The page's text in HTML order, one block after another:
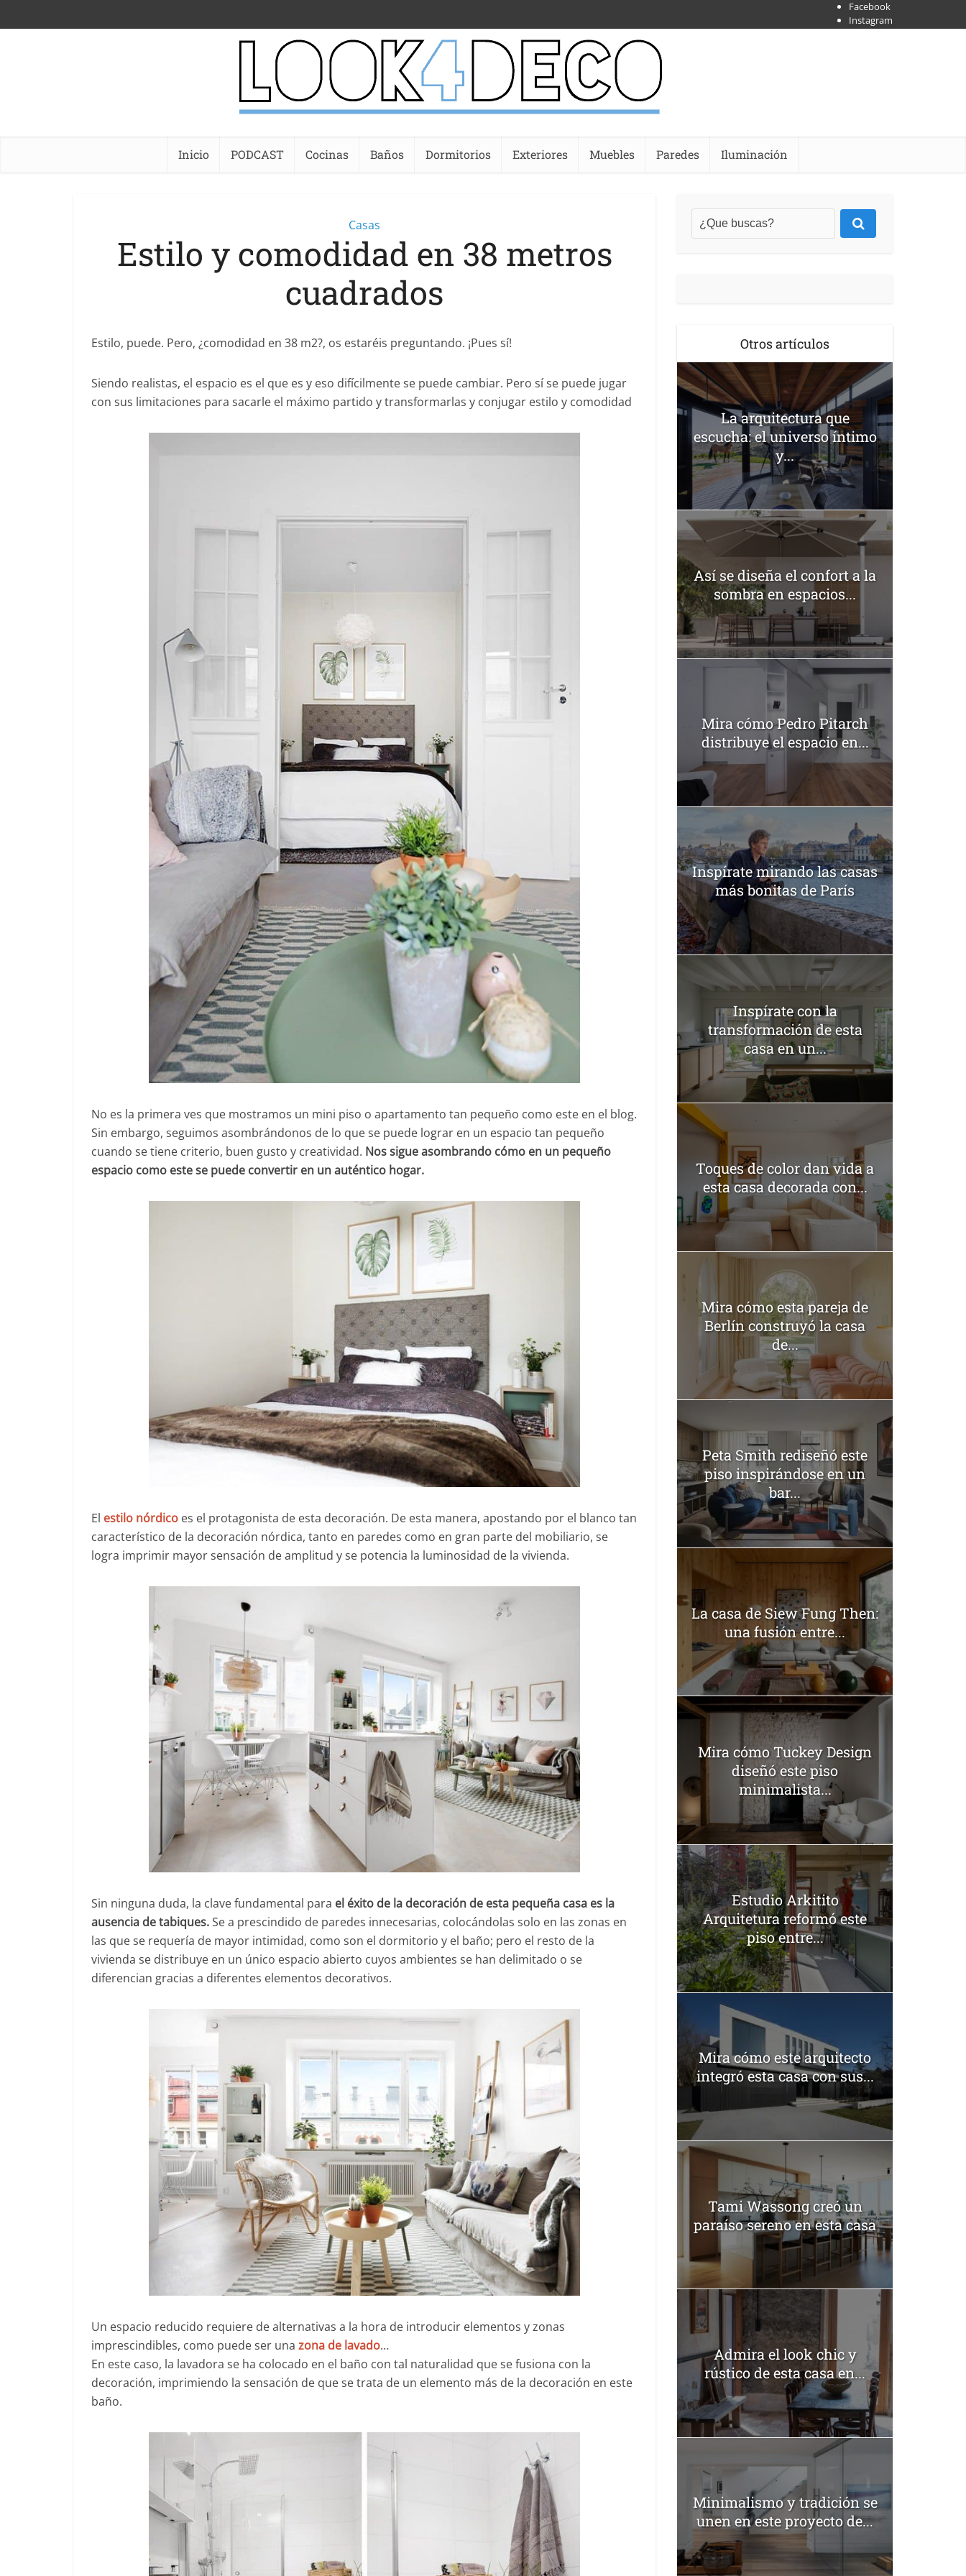
Facebook
Instagram
Inicio PODCAST Cocinas Baños Dormitorios Exteriores Muebles Paredes Iluminación
Casas
Estilo y comodidad en 38 metros
cuadrados
Estilo, puede. Pero, ¿comodidad en 38 m2?, os estaréis preguntando. ¡Pues sí!
Siendo realistas, el espacio es el que es y eso difícilmente se puede cambiar. Pero sí se puede jugar
con sus limitaciones para sacarle el máximo partido y transformarlas y conjugar estilo y comodidad
No es la primera ves que mostramos un mini piso o apartamento tan pequeño como este en el blog.
Sin embargo, seguimos asombrándonos de lo que se puede lograr en un espacio tan pequeño
cuando se tiene criterio, buen gusto y creatividad. Nos sigue asombrando cómo en un pequeño
espacio como este se puede convertir en un auténtico hogar.
El estilo nórdico es el protagonista de esta decoración. De esta manera, apostando por el blanco tan
característico de la decoración nórdica, tanto en paredes como en gran parte del mobiliario, se
logra imprimir mayor sensación de amplitud y se potencia la luminosidad de la vivienda.
Sin ninguna duda, la clave fundamental para el éxito de la decoración de esta pequeña casa es la
ausencia de tabiques.Se a prescindido de paredes innecesarias, colocándolas solo en las zonas en
las que se requería de mayor intimidad, como son el dormitorio y el baño; pero el resto de la
vivienda se distribuye en un único espacio abierto cuyos ambientes se han delimitado o se
diferencian gracias a diferentes elementos decorativos.
Un espacio reducido requiere de alternativas a la hora de introducir elementos y zonas
imprescindibles, como puede ser una zona de lavado…
En este caso, la lavadora se ha colocado en el baño con tal naturalidad que se fusiona con la
decoración, imprimiendo la sensación de que se trata de un elemento más de la decoración en este
baño.
Otros artículos
La arquitectura que
escucha: el universo íntimo
y...
Así se diseña el confort a la
sombra en espacios...
Mira cómo Pedro Pitarch
distribuye el espacio en...
Inspírate mirando las casas
más bonitas de París
Inspírate con la
transformación de esta
casa en un...
Toques de color dan vida a
esta casa decorada con...
Mira cómo esta pareja de
Berlín construyó la casa
de...
Peta Smith rediseñó este
piso inspirándose en un
bar...
La casa de Siew Fung Then:
una fusión entre...
Mira cómo Tuckey Design
diseñó este piso
minimalista...
Estudio Arkitito
Arquitetura reformó este
piso entre...
Mira cómo este arquitecto
integró esta casa con sus...
Tami Wassong creó un
paraíso sereno en esta casa
Admira el look chic y
rústico de esta casa en...
Minimalismo y tradición se
unen en este proyecto de...